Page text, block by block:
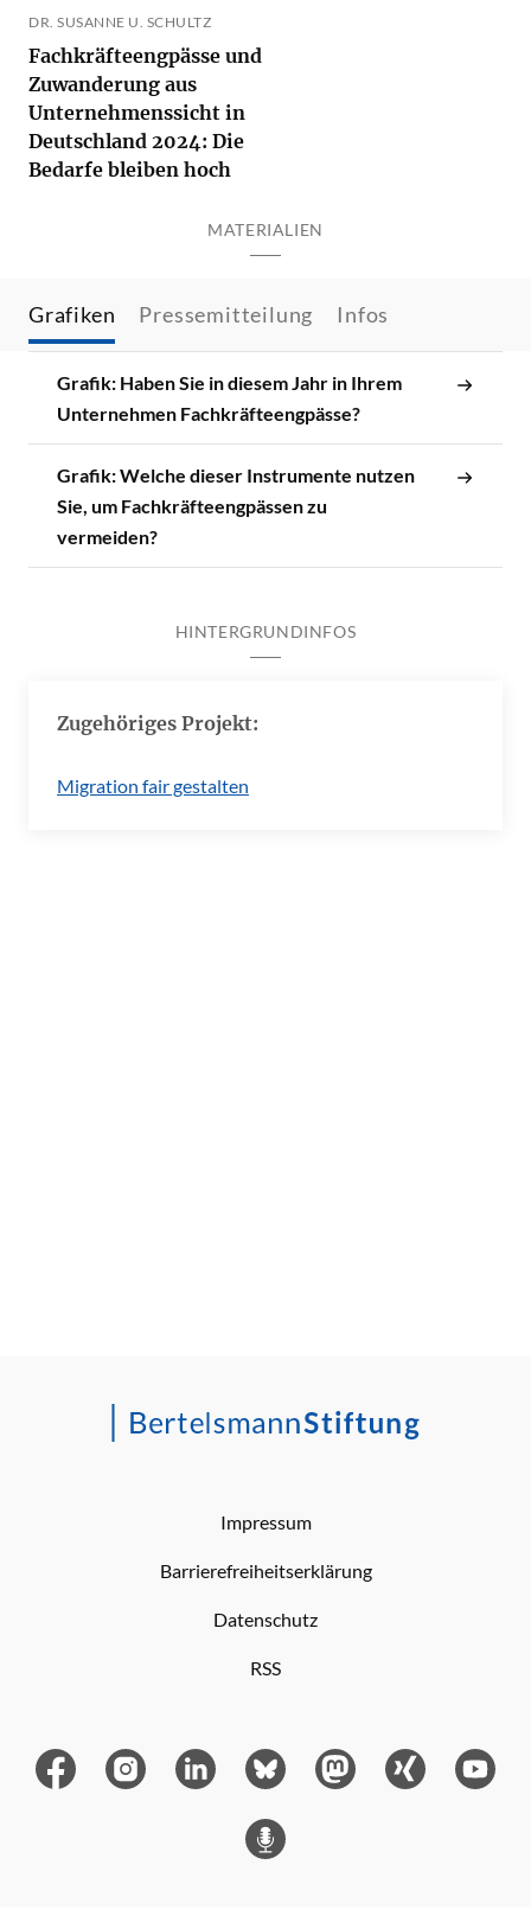
DR. SUSANNE U. SCHULTZ
Fachkräfteengpässe und
Zuwanderung aus
Unternehmenssicht in
Deutschland 2024: Die
Bedarfe bleiben hoch
MATERIALIEN
Grafiken Pressemitteilung Infos
Grafik: Haben Sie in diesem Jahr in Ihrem
Unternehmen Fachkräfteengpässe?
Grafik: Welche dieser Instrumente nutzen
Sie, um Fachkräfteengpässen zu
vermeiden?
HINTERGRUNDINFOS
Zugehöriges Projekt:
Migration fair gestalten
Impressum
Barrierefreiheitserklärung
Datenschutz
RSS